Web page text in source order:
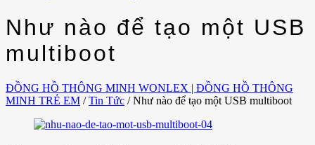
Như nào để tạo một USB
multiboot
ĐỒNG HỒ THÔNG MINH WONLEX | ĐỒNG HỒ THÔNG
MINH TRẺ EM / Tin Tức / Như nào để tạo một USB multiboot